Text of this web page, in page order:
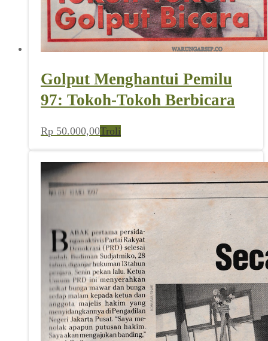
Golput Menghantui Pemilu
97: Tokoh-Tokoh Berbicara
Rp 50.000,00Troli